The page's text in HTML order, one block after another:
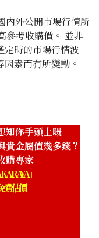
內外公開市場行情所
參考收購價。 並非
定時的市場行情波
素而有所變動。
知你手頭上嘅
貴金屬值幾多錢？
購專家
」
費估價